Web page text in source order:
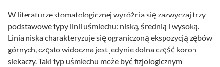
W literaturze stomatologicznej wyróżnia się zazwyczaj trzy
podstawowe typy linii uśmiechu: niską, średnią i wysoką.
Linia niska charakteryzuje się ograniczoną ekspozycją zębów
górnych, często widoczna jest jedynie dolna część koron
siekaczy. Taki typ uśmiechu może być fizjologicznym